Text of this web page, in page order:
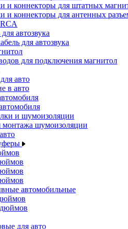
и коннекторы для штатных
и коннекторы для антенных
автозвука
для автозвука
для подключения магнитол
авто
в авто
и шумоизоляции
монтажа шумоизоляции
автомобильные
для авто